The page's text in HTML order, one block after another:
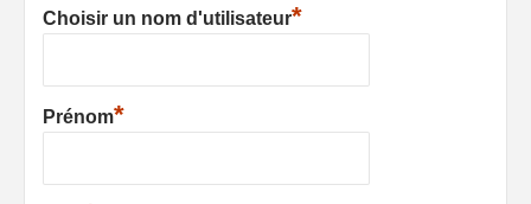
Choisir un nom d'utilisateur*
Prénom*